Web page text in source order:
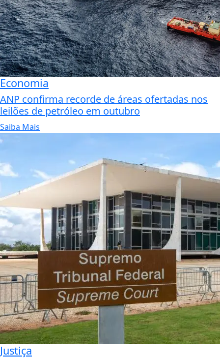
Economia
ANP confirma recorde de áreas ofertadas nos
leilões de petróleo em outubro
Saiba Mais
Justiça